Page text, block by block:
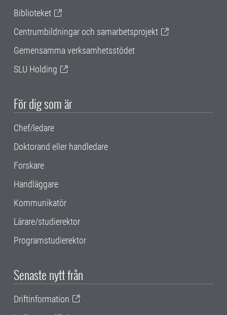
Biblioteket
Centrumbildningar och samarbetsprojekt
Gemensamma verksamhetsstödet
SLU Holding
För dig som är
Chef/ledare
Doktorand eller handledare
Forskare
Handläggare
Kommunikatör
Lärare/studierektor
Programstudierektor
Senaste nytt från
Driftinformation